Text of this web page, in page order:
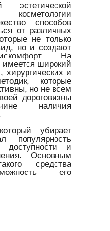
способов
от различных
не только
но и создают
На
имеется широкий
хирургических и
которые
но не всем
дороговизны
наличия
убирает
популярность
доступности и
Основным
средства
его